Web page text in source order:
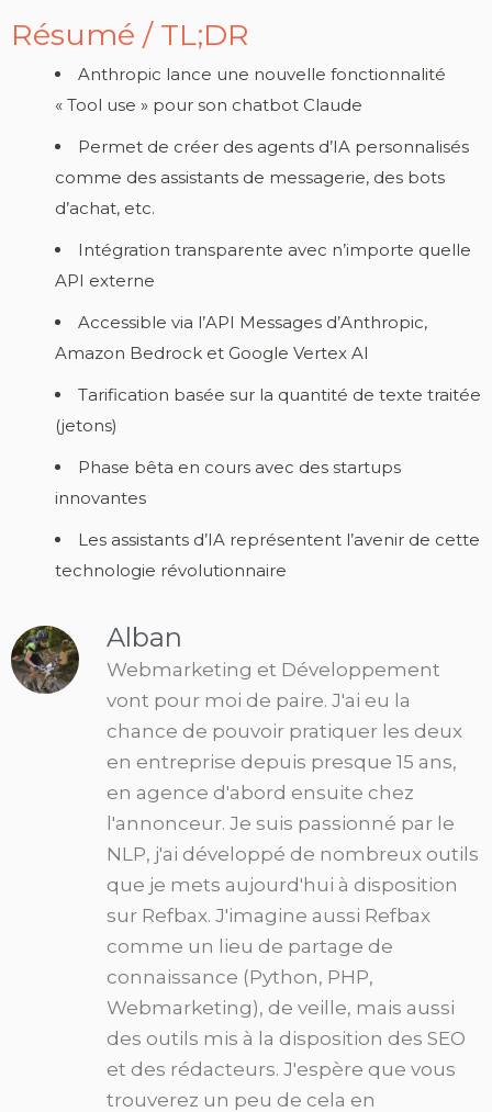
Résumé / TL;DR
Anthropic lance une nouvelle fonctionnalité
« Tool use » pour son chatbot Claude
Permet de créer des agents d’IA personnalisés
comme des assistants de messagerie, des bots
d’achat, etc.
Intégration transparente avec n’importe quelle
API externe
Accessible via l’API Messages d’Anthropic,
Amazon Bedrock et Google Vertex AI
Tarification basée sur la quantité de texte traitée
(jetons)
Phase bêta en cours avec des startups
innovantes
Les assistants d’IA représentent l’avenir de cette
technologie révolutionnaire
Alban
Webmarketing et Développement
vont pour moi de paire. J'ai eu la
chance de pouvoir pratiquer les deux
en entreprise depuis presque 15 ans,
en agence d'abord ensuite chez
l'annonceur. Je suis passionné par le
NLP, j'ai développé de nombreux outils
que je mets aujourd'hui à disposition
sur Refbax. J'imagine aussi Refbax
comme un lieu de partage de
connaissance (Python, PHP,
Webmarketing), de veille, mais aussi
des outils mis à la disposition des SEO
et des rédacteurs. J'espère que vous
trouverez un peu de cela en